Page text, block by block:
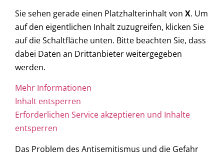
Sie sehen gerade einen Platzhalterinhalt von X. Um
auf den eigentlichen Inhalt zuzugreifen, klicken Sie
auf die Schaltfläche unten. Bitte beachten Sie, dass
dabei Daten an Drittanbieter weitergegeben
werden.
Mehr Informationen
Inhalt entsperren
Erforderlichen Service akzeptieren und Inhalte
entsperren
Das Problem des Antisemitismus und die Gefahr